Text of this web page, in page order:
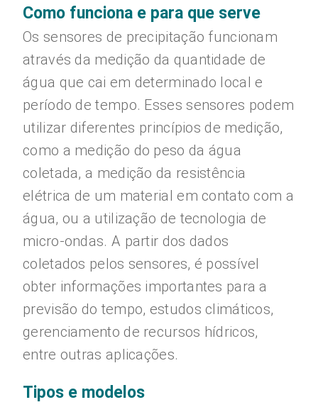
Como funciona e para que serve
Os sensores de precipitação funcionam
através da medição da quantidade de
água que cai em determinado local e
período de tempo. Esses sensores podem
utilizar diferentes princípios de medição,
como a medição do peso da água
coletada, a medição da resistência
elétrica de um material em contato com a
água, ou a utilização de tecnologia de
micro-ondas. A partir dos dados
coletados pelos sensores, é possível
obter informações importantes para a
previsão do tempo, estudos climáticos,
gerenciamento de recursos hídricos,
entre outras aplicações.
Tipos e modelos